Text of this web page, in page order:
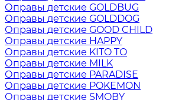
Оправы детские GOLDBUG
Оправы детские GOLDDOG
Оправы детские GOOD CHILD
Оправы детские HAPPY
Оправы детские KITO TO
Оправы детские MILK
Оправы детские PARADISE
Оправы детские POKEMON
Оправы детские SMOBY